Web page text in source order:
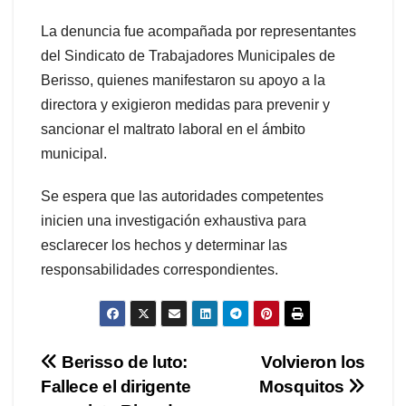
La denuncia fue acompañada por representantes
del Sindicato de Trabajadores Municipales de
Berisso, quienes manifestaron su apoyo a la
directora y exigieron medidas para prevenir y
sancionar el maltrato laboral en el ámbito
municipal.
Se espera que las autoridades competentes
inicien una investigación exhaustiva para
esclarecer los hechos y determinar las
responsabilidades correspondientes.
Navegación
Volvieron los
Mosquitos
Berisso de luto:
Fallece el dirigente